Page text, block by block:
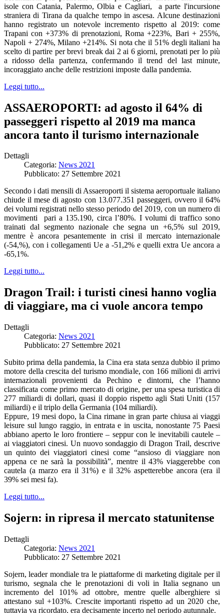
isole con Catania, Palermo, Olbia e Cagliari, a parte l'incursione
straniera di Tirana da qualche tempo in ascesa. Alcune destinazioni
hanno registrato un notevole incremento rispetto al 2019: come
Trapani con +373% di prenotazioni, Roma +223%, Bari + 255%,
Napoli + 274%, Milano +214%. Si nota che il 51% degli italiani ha
scelto di partire per brevi break dai 2 ai 6 giorni, prenotati per lo più
a ridosso della partenza, confermando il trend del last minute,
incoraggiato anche delle restrizioni imposte dalla pandemia.
Leggi tutto...
ASSAEROPORTI: ad agosto il 64% di
passeggeri rispetto al 2019 ma manca
ancora tanto il turismo internazionale
Dettagli
Categoria: News 2021
Pubblicato: 27 Settembre 2021
Secondo i dati mensili di Assaeroporti il sistema aeroportuale italiano
chiude il mese di agosto con 13.077.351 passeggeri, ovvero il 64%
dei volumi registrati nello stesso periodo del 2019, con un numero di
movimenti pari a 135.190, circa l’80%. I volumi di traffico sono
trainati dal segmento nazionale che segna un +6,5% sul 2019,
mentre è ancora pesantemente in crisi il mercato internazionale
(-54,%), con i collegamenti Ue a -51,2% e quelli extra Ue ancora a
-65,1%.
Leggi tutto...
Dragon Trail: i turisti cinesi hanno voglia
di viaggiare, ma ci vuole ancora tempo
Dettagli
Categoria: News 2021
Pubblicato: 27 Settembre 2021
Subito prima della pandemia, la Cina era stata senza dubbio il primo
motore della crescita del turismo mondiale, con 166 milioni di arrivi
internazionali provenienti da Pechino e dintorni, che l’hanno
classificata come primo mercato di origine, per una spesa turistica di
277 miliardi di dollari, quasi il doppio rispetto agli Stati Uniti (157
miliardi) e il triplo della Germania (104 miliardi).
Eppure, 19 mesi dopo, la Cina rimane in gran parte chiusa ai viaggi
leisure sul lungo raggio, in entrata e in uscita, nonostante 75 Paesi
abbiano aperto le loro frontiere – seppur con le inevitabili cautele –
ai viaggiatori cinesi. Un nuovo sondaggio di Dragon Trail, descrive
un quinto dei viaggiatori cinesi come “ansioso di viaggiare non
appena ce ne sarà la possibilità”, mentre il 43% viaggerebbe con
cautela (a marzo era il 31%) e il 32% aspetterebbe ancora (era il
39% sei mesi fa).
Leggi tutto...
Sojern: in ripresa il mercato statunitense
Dettagli
Categoria: News 2021
Pubblicato: 27 Settembre 2021
Sojern, leader mondiale tra le piattaforme di marketing digitale per il
turismo, segnala che le prenotazioni di voli in Italia segnano un
incremento del 101% ad ottobre, mentre quelle alberghiere si
attestano sul +103%. Crescite importanti rispetto ad un 2020 che,
tuttavia va ricordato, era decisamente incerto nel periodo autunnale.